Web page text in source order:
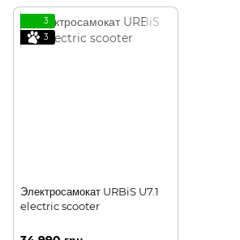
3
3
Электросамокат URBiS U7.1
electric scooter